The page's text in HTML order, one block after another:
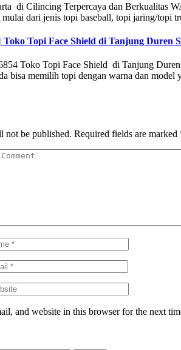
di Cilincing Terpercaya dan Berkualitas
dari jenis topi baseball, topi jaring/
Toko Topi Face Shield di Tanjung Duren
Toko Topi Face Shield di Tanjung
bisa memilih topi dengan warna dan model
not be published. Required fields are marked
and website in this browser for the next